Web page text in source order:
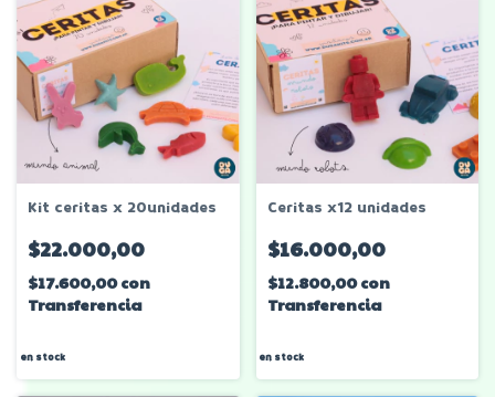
Kit ceritas x 20unidades
$22.000,00
$17.600,00con
Transferencia
en stock
Ceritas x12 unidades
$16.000,00
$12.800,00con
Transferencia
en stock